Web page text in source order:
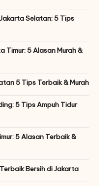
Selatan: 5 Tips
Timur: 5 Alasan Murah &
5 Tips Terbaik & Murah
5 Tips Ampuh Tidur
5 Alasan Terbaik &
Bersih di Jakarta